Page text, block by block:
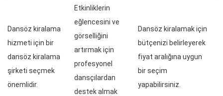
Dansöz kiralama
hizmeti için bir
dansöz kiralama
şirketi seçmek
önemlidir.
Etkinliklerin
eğlencesini ve
görselliğini
artırmak için
profesyonel
dansçılardan
destek almak
Dansöz kiralamak için
bütçenizi belirleyerek
fiyat aralığına uygun
bir seçim
yapabilirsiniz.